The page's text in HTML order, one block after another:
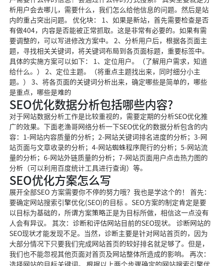
析用户会去哪儿，需要什么，我们怎么给他信息的问题。然后是站
内的重占突出问题。 优化块： 1、如果是新站，首先需要检查是否
有做404，内容是否能被正常抓取。这是非常有必要的。如果有需
要调整的，可以写进修改方案中。 2、分析用户后，根据各页面主
题，寻找相关关键词，将关键词布局到各页面标题，重要标签中。
具体的实施方案可以如下： 1、定位用户。（了解用户需求，知道
给什么。） 2、定位主题。（将重点主题找出来，同时细分小主
题。） 3、将各页面的关键词分析出来，确定哪些是简单的，哪些
是重点，哪些是难的
SEO优化数据分析包括哪些内容?
对于网站数据分析工作是比较重视的，需要定期的分析SEO优化推
广的效果。下面老渔哥网络分析一下SEO优化的数据分析包含的内
容：1-网站内容质量的分析；2-网站关键词排名进度的分析；3-网
站页面与文章收录的分析；4-网站蜘蛛程序爬行的分析；5-网站流
量的分析；6-网站外链质量的分析；7-网站页面用户点击热力图的
分析（可以利用百度统计工具进行查询）等。
SEO优化方案怎么写
展开全部SEO 方案需要你不停的努力哦？我也是学这个的！ 首先：
要确定网站搜索引擎优化(SEO)的目标 。SEO方案的制定肯定是要
以目标为基础的，所谓方案策略正是为目标所做，相信这一点没有
人会有异议。 其次：诊断和评估网站目前的SEO现状。 诊断网站的
SEO现状才能发现不足。当然，诊断主要是针对网站首页的，因为
大部分情况下只要我们完成网站首页的较好排名就足够了。但是，
我们也不能忽视其他页面对首页及网站整体所造成的影响。 再次：
选择网站的目标关键词。 根据以上两个步骤确定的网站搜索引擎优